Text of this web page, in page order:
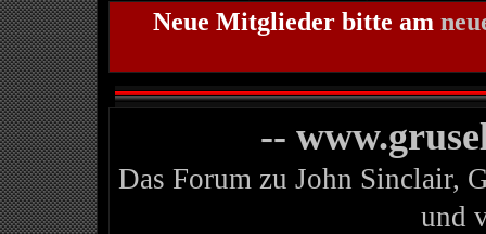
Neue Mitglieder bitte am
--
Das Forum zu John Sinclair,
und